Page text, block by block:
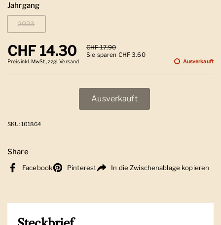
Jahrgang
2023
Regulärer Preis
CHF 14.30 Sale-Preis
CHF 17.90
Sie sparen CHF 3.60
Preis inkl. MwSt., zzgl. Versand Ausverkauft
Ausverkauft
SKU: 101864
Share
Facebook Pinterest In die Zwischenablage kopieren